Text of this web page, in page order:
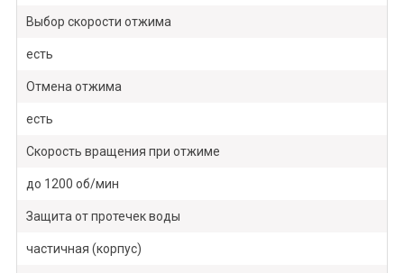
Выбор скорости отжима
есть
Отмена отжима
есть
Скорость вращения при отжиме
до 1200 об/мин
Защита от протечек воды
частичная (корпус)